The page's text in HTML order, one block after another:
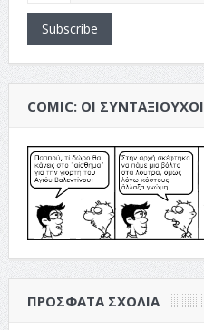
Subscribe
COMIC: ΟΙ ΣΥΝΤΑΞΙΟΎΧΟΙ
ΠΡΌΣΦΑΤΑ ΣΧΌΛΙΑ